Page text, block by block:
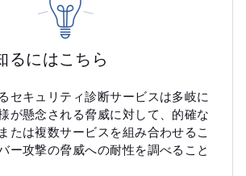
るにはこちら
セキュリティ診断サービスは多岐に
が懸念される脅威に対して、的確な
たは複数サービスを組み合わせるこ
ー攻撃の脅威への耐性を調べること